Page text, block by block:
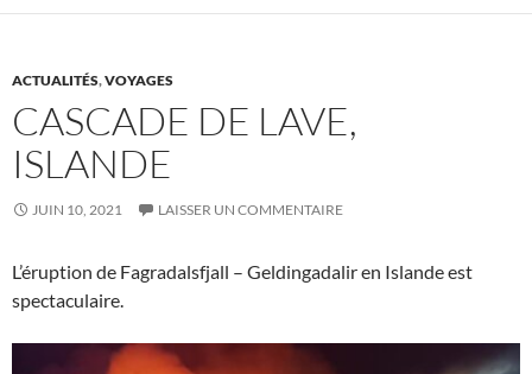
ACTUALITÉS,VOYAGES
CASCADE DE LAVE,
ISLANDE
JUIN 10, 2021 LAISSER UN COMMENTAIRE
L’éruption de Fagradalsfjall – Geldingadalir en Islande est
spectaculaire.